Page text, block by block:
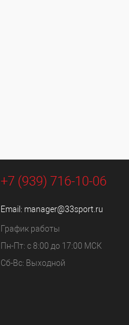
+7 (939) 716-10-06
Email: manager@33sport.ru
График работы
Пн-Пт: с 8:00 до 17:00 МСК
Сб-Вс: Выходной